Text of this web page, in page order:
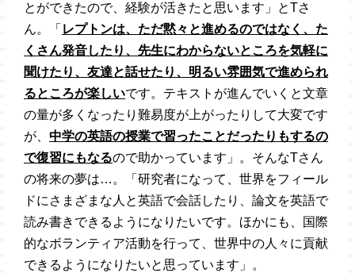
とができたので、経験が活きたと思います」とTさ
ん。「 レプトンは、ただ黙々と進めるのではなく、た
くさん発音したり、先生にわからないところを気軽に
聞けたり、友達と話せたり、明るい雰囲気で進められ
るところが楽しいです。テキストが進んでいくと文章
の量が多くなったり難易度が上がったりして大変です
が、 中学の英語の授業で習ったことだったりもするの
で復習にもなるので助かっています」。そんなTさん
の将来の夢は…。「研究者になって、世界をフィール
ドにさまざまな人と英語で会話したり、論文を英語で
読み書きできるようになりたいです。ほかにも、国際
的なボランティア活動を行って、世界中の人々に貢献
できるようになりたいと思っています」。